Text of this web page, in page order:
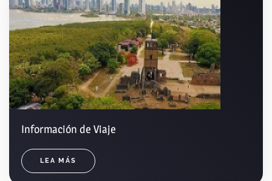
Información de Viaje
LEA MÁS